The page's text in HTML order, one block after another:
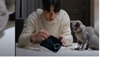
0 4